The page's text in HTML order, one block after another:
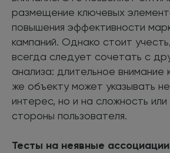
размещение ключевых
повышения эффективности
кампаний. Однако стоит
всегда следует сочетать с
анализа: длительное внимание
же объекту может указывать
интерес, но и на сложность
стороны пользователя.
Тесты на неявные